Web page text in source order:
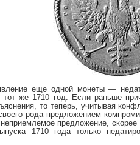
еще одной монеты —
тот же 1710 год. Если раньше
то теперь, учитывая
рода предложением
предложение, скорее
1710 года только